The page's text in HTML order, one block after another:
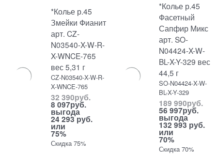
*Колье р.45
Змейки Фианит
арт. CZ-
N03540-X-W-R-
X-WNCE-765
вес 5,31 г
CZ-N03540-X-W-R-
X-WNCE-765
32 390руб.
8 097руб.
выгода
24 293 руб.
или
75%
Скидка 75%
*Колье р.45
Фасетный
Сапфир Микс
арт. SO-
N04424-X-W-
BL-X-Y-329 вес
44,5 г
SO-N04424-X-W-
BL-X-Y-329
189 990руб.
56 997руб.
выгода
132 993 руб.
или
70%
Скидка 70%